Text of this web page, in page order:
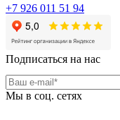
+7 926 011 51 94
Подписаться на нас
Мы в соц. сетях